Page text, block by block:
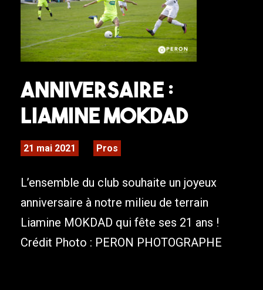
Anniversaire :
Liamine MOKDAD
21 mai 2021 Pros
L’ensemble du club souhaite un joyeux
anniversaire à notre milieu de terrain
Liamine MOKDAD qui fête ses 21 ans !
Crédit Photo : PERON PHOTOGRAPHE